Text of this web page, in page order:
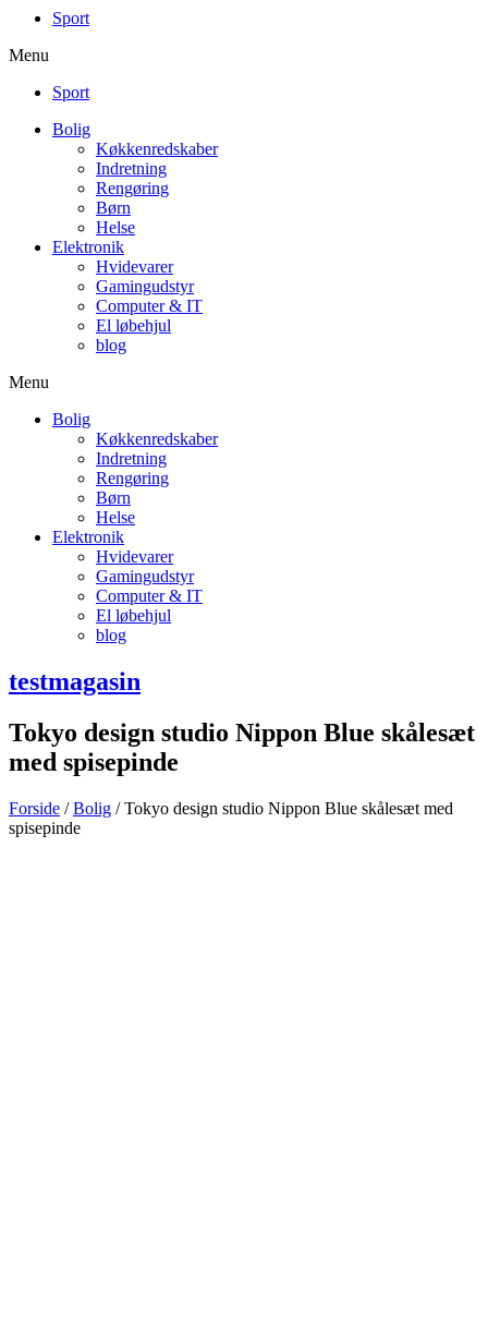
Sport
Menu
Sport
Bolig
Køkkenredskaber
Indretning
Rengøring
Børn
Helse
Elektronik
Hvidevarer
Gamingudstyr
Computer & IT
El løbehjul
blog
Menu
Bolig
Køkkenredskaber
Indretning
Rengøring
Børn
Helse
Elektronik
Hvidevarer
Gamingudstyr
Computer & IT
El løbehjul
blog
testmagasin
Tokyo design studio Nippon Blue skålesæt
med spisepinde
Forside /Bolig / Tokyo design studio Nippon Blue skålesæt med
spisepinde